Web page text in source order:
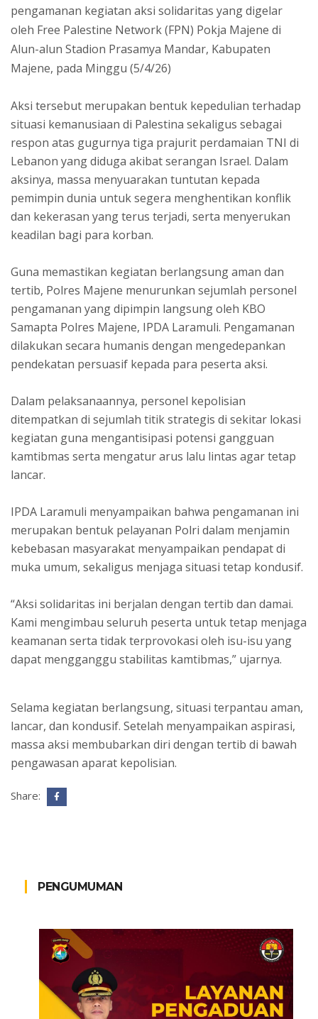
pengamanan kegiatan aksi solidaritas yang digelar
oleh Free Palestine Network (FPN) Pokja Majene di
Alun-alun Stadion Prasamya Mandar, Kabupaten
Majene, pada Minggu (5/4/26)
Aksi tersebut merupakan bentuk kepedulian terhadap
situasi kemanusiaan di Palestina sekaligus sebagai
respon atas gugurnya tiga prajurit perdamaian TNI di
Lebanon yang diduga akibat serangan Israel. Dalam
aksinya, massa menyuarakan tuntutan kepada
pemimpin dunia untuk segera menghentikan konflik
dan kekerasan yang terus terjadi, serta menyerukan
keadilan bagi para korban.
Guna memastikan kegiatan berlangsung aman dan
tertib, Polres Majene menurunkan sejumlah personel
pengamanan yang dipimpin langsung oleh KBO
Samapta Polres Majene, IPDA Laramuli. Pengamanan
dilakukan secara humanis dengan mengedepankan
pendekatan persuasif kepada para peserta aksi.
Dalam pelaksanaannya, personel kepolisian
ditempatkan di sejumlah titik strategis di sekitar lokasi
kegiatan guna mengantisipasi potensi gangguan
kamtibmas serta mengatur arus lalu lintas agar tetap
lancar.
IPDA Laramuli menyampaikan bahwa pengamanan ini
merupakan bentuk pelayanan Polri dalam menjamin
kebebasan masyarakat menyampaikan pendapat di
muka umum, sekaligus menjaga situasi tetap kondusif.
“Aksi solidaritas ini berjalan dengan tertib dan damai.
Kami mengimbau seluruh peserta untuk tetap menjaga
keamanan serta tidak terprovokasi oleh isu-isu yang
dapat mengganggu stabilitas kamtibmas,” ujarnya.
Selama kegiatan berlangsung, situasi terpantau aman,
lancar, dan kondusif. Setelah menyampaikan aspirasi,
massa aksi membubarkan diri dengan tertib di bawah
pengawasan aparat kepolisian.
Share:
PENGUMUMAN